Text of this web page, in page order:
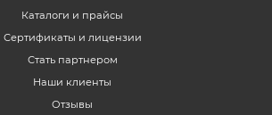
Каталоги и прайсы
Сертификаты и лицензии
Стать партнером
Наши клиенты
Отзывы